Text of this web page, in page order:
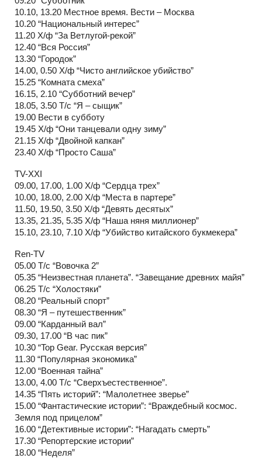
10.10, 13.20 Местное время. Вести – Москва
10.20 “Национальный интерес”
11.20 Х/ф “За Ветлугой-рекой”
12.40 “Вся Россия”
13.30 “Городок”
14.00, 0.50 Х/ф “Чисто английское убийство”
15.25 “Комната смеха”
16.15, 2.10 “Субботний вечер”
18.05, 3.50 Т/с “Я – сыщик”
19.00 Вести в субботу
19.45 Х/ф “Они танцевали одну зиму”
21.15 Х/ф “Двойной капкан”
23.40 Х/ф “Просто Саша”
TV-XXI
09.00, 17.00, 1.00 Х/ф “Сердца трех”
10.00, 18.00, 2.00 Х/ф “Места в партере”
11.50, 19.50, 3.50 Х/ф “Девять десятых”
13.35, 21.35, 5.35 Х/ф “Наша няня миллионер”
15.10, 23.10, 7.10 Х/ф “Убийство китайского букмекера”
Ren-TV
05.00 Т/с “Вовочка 2”
05.35 “Неизвестная планета”. “Завещание древних майя”
06.25 Т/с “Холостяки”
08.20 “Реальный спорт”
08.30 “Я – путешественник”
09.00 “Карданный вал”
09.30, 17.00 “В час пик”
10.30 “Top Gear. Русская версия”
11.30 “Популярная экономика”
12.00 “Военная тайна”
13.00, 4.00 Т/с “Сверхъестественное”.
14.35 “Пять историй”: “Малолетнее зверье”
15.00 “Фантастические истории”: “Враждебный космос.
Земля под прицелом”
16.00 “Детективные истории”: “Нагадать смерть”
17.30 “Репортерские истории”
18.00 “Неделя”